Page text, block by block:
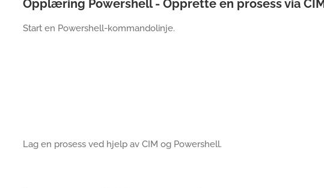
Opplæring Powershell - Opprette en prosess via CIM
Start en Powershell-kommandolinje.
Lag en prosess ved hjelp av CIM og Powershell.